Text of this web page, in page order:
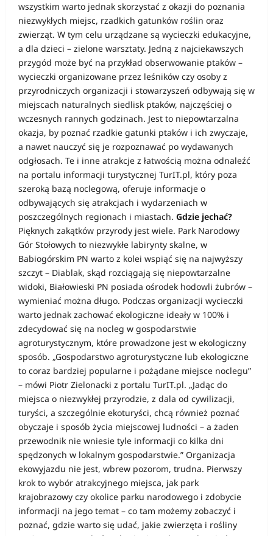
wszystkim warto jednak skorzystać z okazji do poznania
niezwykłych miejsc, rzadkich gatunków roślin oraz
zwierząt. W tym celu urządzane są wycieczki edukacyjne,
a dla dzieci – zielone warsztaty. Jedną z najciekawszych
przygód może być na przykład obserwowanie ptaków –
wycieczki organizowane przez leśników czy osoby z
przyrodniczych organizacji i stowarzyszeń odbywają się w
miejscach naturalnych siedlisk ptaków, najczęściej o
wczesnych rannych godzinach. Jest to niepowtarzalna
okazja, by poznać rzadkie gatunki ptaków i ich zwyczaje,
a nawet nauczyć się je rozpoznawać po wydawanych
odgłosach. Te i inne atrakcje z łatwością można odnaleźć
na portalu informacji turystycznej TurIT.pl, który poza
szeroką bazą noclegową, oferuje informacje o
odbywających się atrakcjach i wydarzeniach w
poszczególnych regionach i miastach. Gdzie jechać?
Pięknych zakątków przyrody jest wiele. Park Narodowy
Gór Stołowych to niezwykłe labirynty skalne, w
Babiogórskim PN warto z kolei wspiąć się na najwyższy
szczyt – Diablak, skąd rozciągają się niepowtarzalne
widoki, Białowieski PN posiada ośrodek hodowli żubrów –
wymieniać można długo. Podczas organizacji wycieczki
warto jednak zachować ekologiczne ideały w 100% i
zdecydować się na nocleg w gospodarstwie
agroturystycznym, które prowadzone jest w ekologiczny
sposób. „Gospodarstwo agroturystyczne lub ekologiczne
to coraz bardziej popularne i pożądane miejsce noclegu”
– mówi Piotr Zielonacki z portalu TurIT.pl. „Jadąc do
miejsca o niezwykłej przyrodzie, z dala od cywilizacji,
turyści, a szczególnie ekoturyści, chcą również poznać
obyczaje i sposób życia miejscowej ludności – a żaden
przewodnik nie wniesie tyle informacji co kilka dni
spędzonych w lokalnym gospodarstwie.” Organizacja
ekowyjazdu nie jest, wbrew pozorom, trudna. Pierwszy
krok to wybór atrakcyjnego miejsca, jak park
krajobrazowy czy okolice parku narodowego i zdobycie
informacji na jego temat – co tam możemy zobaczyć i
poznać, gdzie warto się udać, jakie zwierzęta i rośliny